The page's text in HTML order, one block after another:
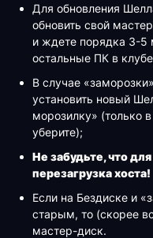
Для обновления
обновить свой
и ждете порядка 3-5
остальные ПК в
В случае
установить новый
морозилку» (только
уберите);
Не забудьте, что
перезагрузка хоста!
Если на Бездиске и
старым, то (скорее
мастер-диск.